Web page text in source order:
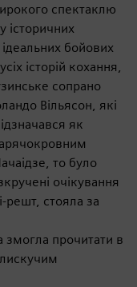
спектаклю
історичних
бойових
історій кохання,
сопрано
Вільясон, які
як
то було
очікування
решт, стояла за
змогла прочитати в